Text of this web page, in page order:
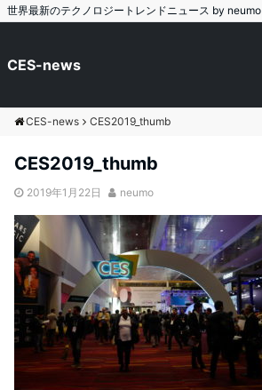
世界最新のテクノロジートレンドニュース by neumo
CES-news
CES-news CES2019_thumb
CES2019_thumb
2019年1月22日 neumo